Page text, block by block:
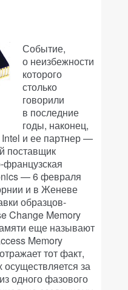
Событие,
о неизбежности
которого
столько
говорили
в последние
годы, наконец,
Intel и ее партнер —
поставщик
французская
— 6 февраля
и в Женеве
образцов-
Change Memory
еще называют
Memory
тот факт,
за
одного фазового